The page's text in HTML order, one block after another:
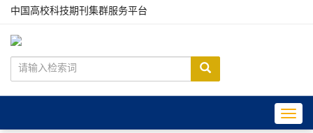
中国高校科技期刊集群服务平台